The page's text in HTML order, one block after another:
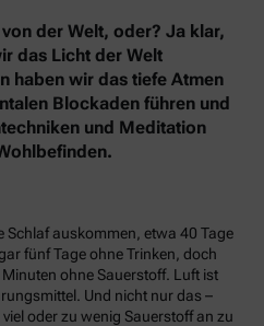
der Welt, oder? Ja klar,
das Licht der Welt
haben wir das tiefe Atmen
Blockaden führen und
und Meditation
Schlaf auskommen, etwa 40 Tage
fünf Tage ohne Trinken, doch
ohne Sauerstoff. Luft ist
Und nicht nur das –
oder zu wenig Sauerstoff an zu